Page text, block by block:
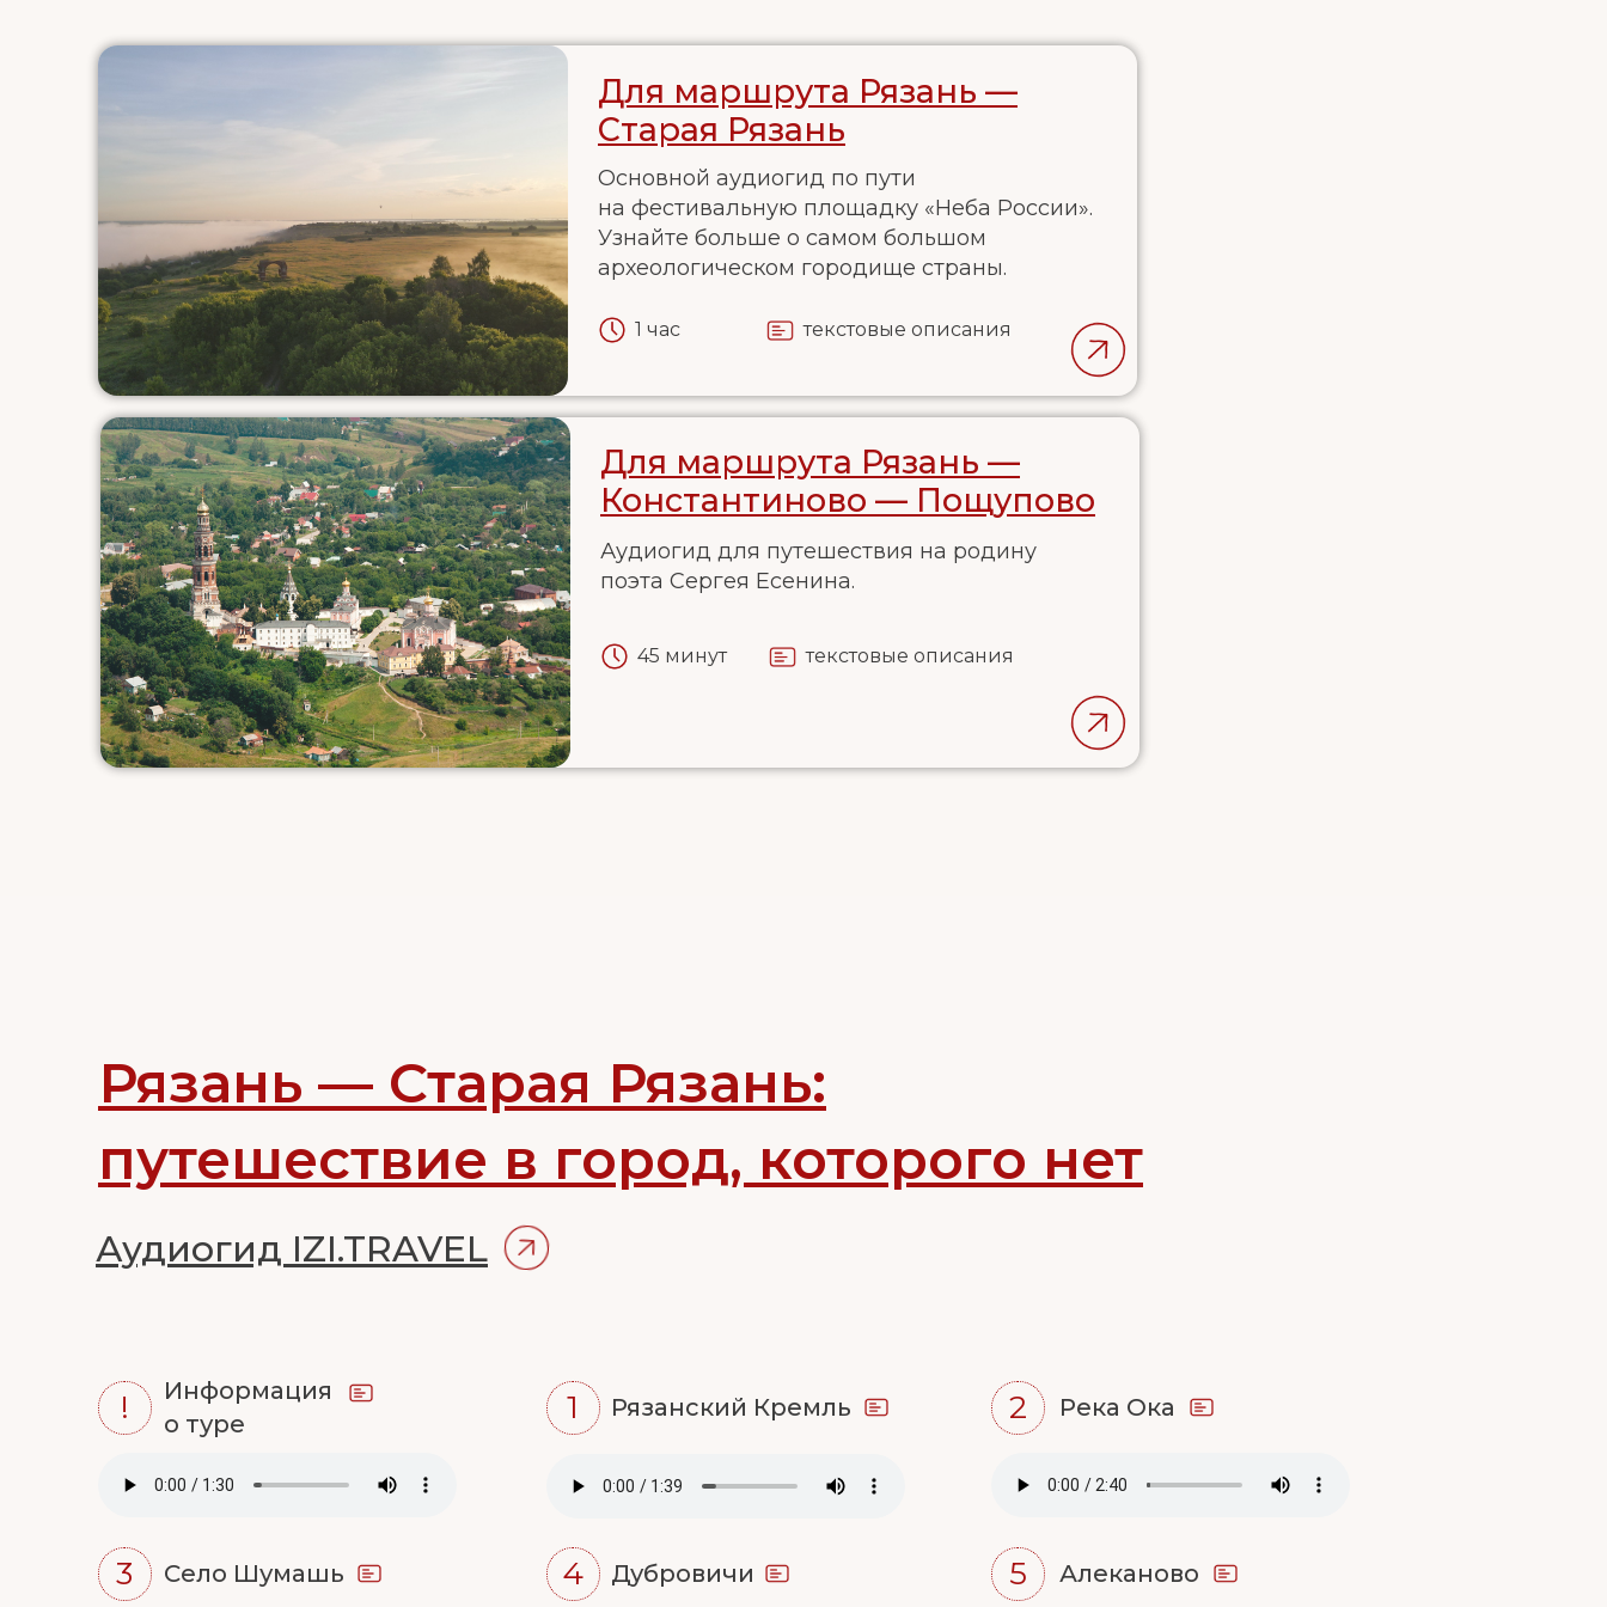
1 час текстовые описания
45 минут текстовые описания
Для маршрута Рязань —
Старая Рязань
Основной аудиогид по пути
на фестивальную площадку «Неба России».
Узнайте больше о самом большом
археологическом городище страны.
Для маршрута Рязань —
Константиново — Пощупово
Аудиогид для путешествия на родину
поэта Сергея Есенина.
Рязань — Старая Рязань:
путешествие в город, которого нет
Аудиогид IZI.TRAVEL
! 1 2
3 4 5
Информация
о туре
Рязанский Кремль Река Ока
Село Шумашь Дубровичи Алеканово